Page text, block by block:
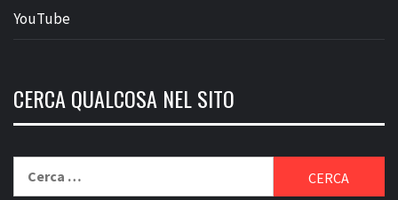
YouTube
CERCA QUALCOSA NEL SITO
per: